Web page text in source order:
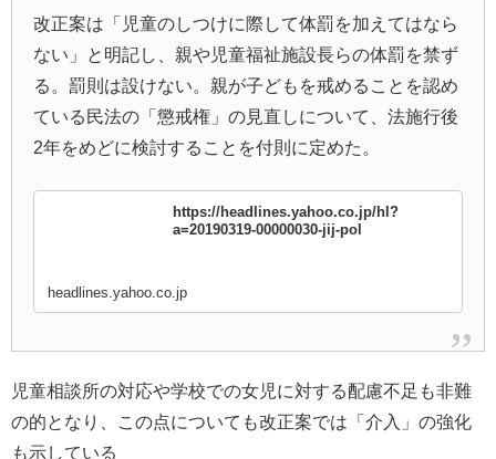
改正案は「児童のしつけに際して体罰を加えてはなら
ない」と明記し、親や児童福祉施設長らの体罰を禁ず
る。罰則は設けない。親が子どもを戒めることを認め
ている民法の「懲戒権」の見直しについて、法施行後
2年をめどに検討することを付則に定めた。
https://headlines.yahoo.co.jp/hl?
a=20190319-00000030-jij-pol
headlines.yahoo.co.jp
児童相談所の対応や学校での女児に対する配慮不足も非難
の的となり、この点についても改正案では「介入」の強化
も示している